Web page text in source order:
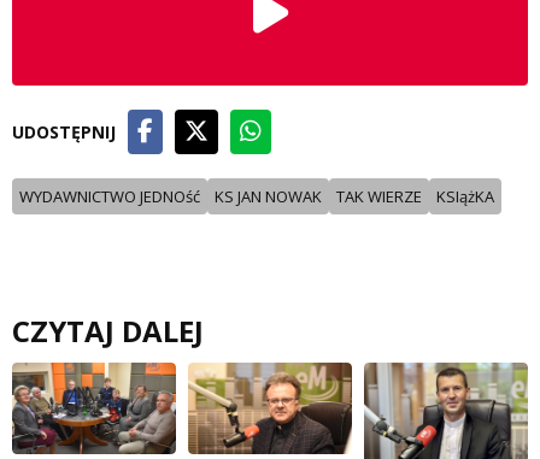
UDOSTĘPNIJ
WYDAWNICTWO JEDNOść KS JAN NOWAK TAK WIERZE KSIążKA
CZYTAJ DALEJ